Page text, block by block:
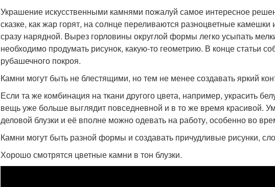
Украшение искусственными камнями пожалуй самое интересное
сказке, как жар горят, на солнце переливаются разноцветные
сразу нарядной. Вырез горловины округлой формы легко усыпать
необходимо продумать рисунок, какую-то геометрию. В конце статьи
рубашечного покроя.
Камни могут быть не блестящими, но тем не менее создавать яркий
Если та же комбинация на ткани другого цвета, например, украсить
вещь уже больше выглядит повседневной и в то же время красивой.
деловой блузки и её вполне можно одевать на работу, особенно во
Камни могут быть разной формы и создавать причудливые рисунки,
Хорошо смотрятся цветные камни в тон блузки.